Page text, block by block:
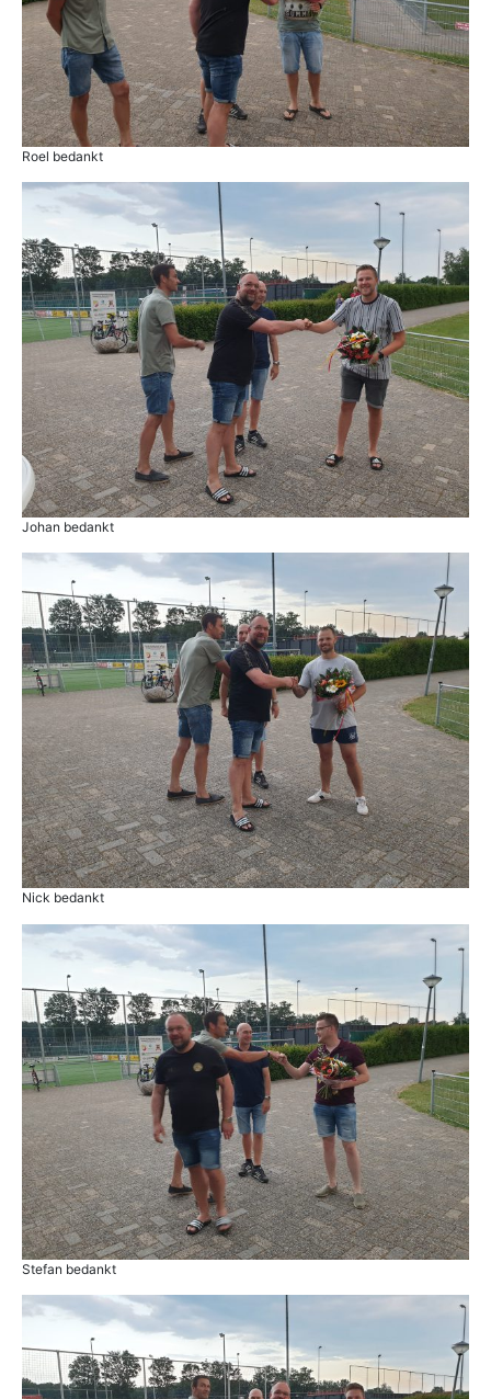
Roel bedankt
Johan bedankt
Nick bedankt
Stefan bedankt